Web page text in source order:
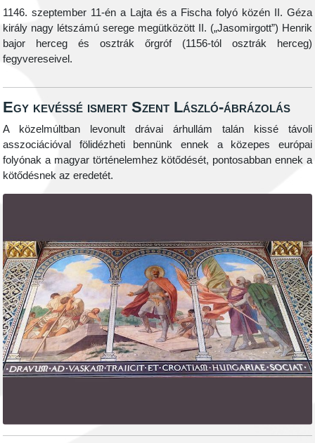
1146. szeptember 11-én a Lajta és a Fischa folyó közén II. Géza
király nagy létszámú serege megütközött II. („Jasomirgott”) Henrik
bajor herceg és osztrák őrgróf (1156-tól osztrák herceg)
fegyvereseivel.
Egy kevéssé ismert Szent László-ábrázolás
A közelmúltban levonult drávai árhullám talán kissé távoli
asszociációval fölidézheti bennünk ennek a közepes európai
folyónak a magyar történelemhez kötődését, pontosabban ennek a
kötődésnek az eredetét.